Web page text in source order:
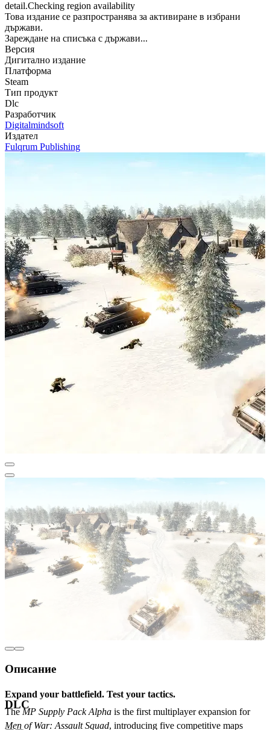
detail.Checking region availability
Това издание се разпространява за активиране в избрани
държави.
Зареждане на списъка с държави...
Версия
Дигитално издание
Платформа
Steam
Тип продукт
Dlc
Разработчик
Digitalmindsoft
Издател
Fulqrum Publishing
Описание
Expand your battlefield. Test your tactics.
The MP Supply Pack Alpha is the first multiplayer expansion for
Men of War: Assault Squad, introducing five competitive maps
DLC